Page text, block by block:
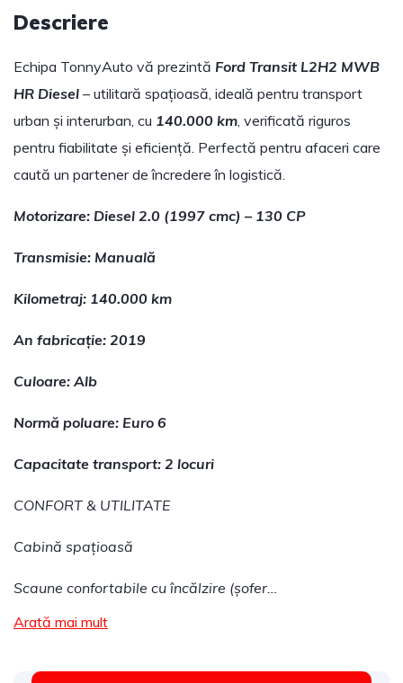
Descriere
Echipa TonnyAuto vă prezintă Ford Transit L2H2 MWB
HR Diesel – utilitară spațioasă, ideală pentru transport
urban și interurban, cu 140.000 km, verificată riguros
pentru fiabilitate și eficiență. Perfectă pentru afaceri care
caută un partener de încredere în logistică.
Motorizare: Diesel 2.0 (1997 cmc) – 130 CP
Transmisie: Manuală
Kilometraj: 140.000 km
An fabricație: 2019
Culoare: Alb
Normă poluare: Euro 6
Capacitate transport: 2 locuri
CONFORT & UTILITATE
Cabină spațioasă
Scaune confortabile cu încălzire (șofer…
Arată mai mult